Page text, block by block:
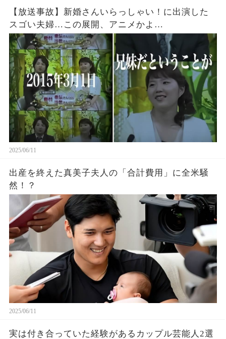
【放送事故】新婚さんいらっしゃい！に出演した
スゴい夫婦…この展開、アニメかよ…
2025/06/11
出産を終えた真美子夫人の「合計費用」に全米騒
然！？
2025/06/11
実は付き合っていた経験があるカップル芸能人2選